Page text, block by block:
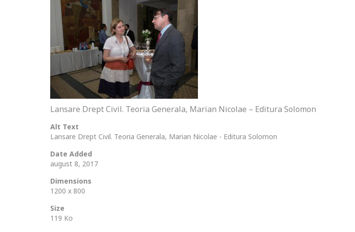
Lansare Drept Civil. Teoria Generala, Marian Nicolae – Editura Solomon
Alt Text
Lansare Drept Civil. Teoria Generala, Marian Nicolae - Editura Solomon
Date Added
august 8, 2017
Dimensions
1200 x 800
Size
119 Ko